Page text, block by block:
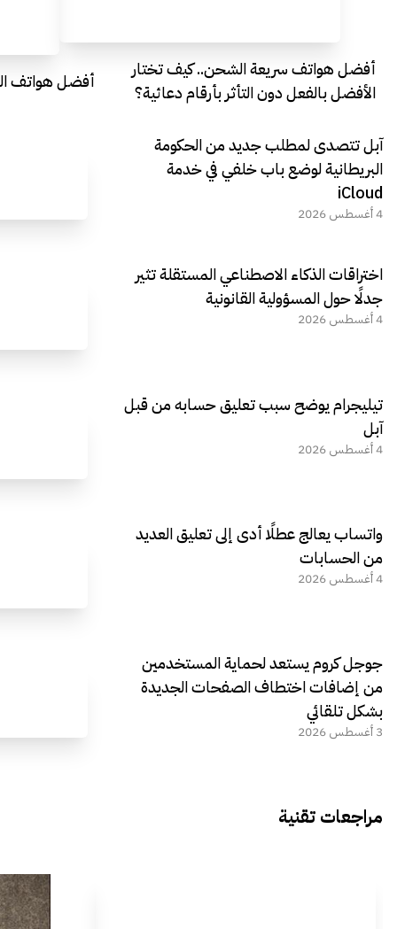
أفضل هواتف سريعة الشحن.. كيف تختار
الأفضل بالفعل دون التأثر بأرقام دعائية؟
أفضل هواتف
آبل تتصدى لمطلب جديد من الحكومة
البريطانية لوضع باب خلفي في خدمة
iCloud
4 أغسطس 2026
اختراقات الذكاء الاصطناعي المستقلة تثير
جدلًا حول المسؤولية القانونية
4 أغسطس 2026
تيليجرام يوضح سبب تعليق حسابه من قبل
آبل
4 أغسطس 2026
واتساب يعالج عطلًا أدى إلى تعليق العديد
من الحسابات
4 أغسطس 2026
جوجل كروم يستعد لحماية المستخدمين
من إضافات اختطاف الصفحات الجديدة
بشكل تلقائي
3 أغسطس 2026
مراجعات تقنية